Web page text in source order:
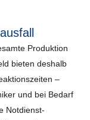
Produktion
bieten deshalb
–
und bei Bedarf
Notdienst-